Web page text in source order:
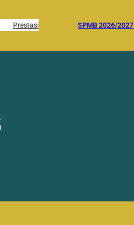
Prestasi SPMB 2026/2027